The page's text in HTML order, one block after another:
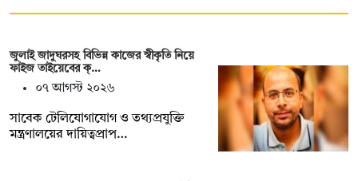
জুলাই জাদুঘরসহ বিভিন্ন কাজের স্বীকৃতি নিয়ে
ফাইজ তাইয়েবের ক্…
০৭ আগস্ট ২০২৬
সাবেক টেলিযোগাযোগ ও তথ্যপ্রযুক্তি
মন্ত্রণালয়ের দায়িত্বপ্রাপ…